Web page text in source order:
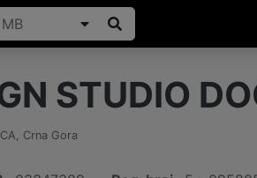
STUDIO
, Crna Gora